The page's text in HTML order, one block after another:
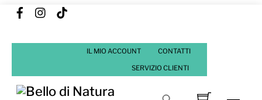
Skip
content
FacebookInstagram
IL MIO ACCOUNT CONTATTI
SERVIZIO CLIENTI